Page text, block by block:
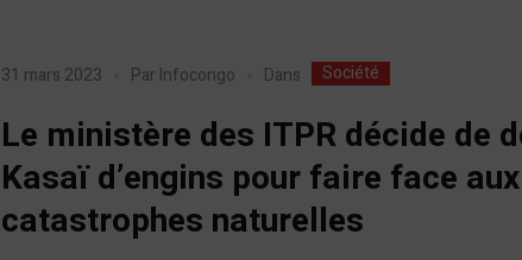
31 mars 2023 Par Infocongo Dans Société
Le ministère des ITPR décide de
Kasaï d’engins pour faire face aux
catastrophes naturelles